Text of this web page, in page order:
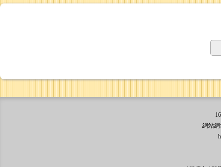
網站網
http://